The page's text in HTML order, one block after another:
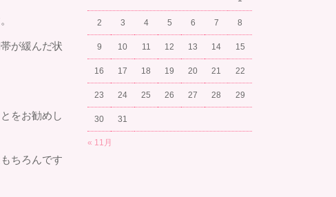
が緩んだ状
をお勧めし
ちろんです
« 11月
2 3 4 5 6 7 8
9 10 11 12 13 14 15
16 17 18 19 20 21 22
23 24 25 26 27 28 29
30 31